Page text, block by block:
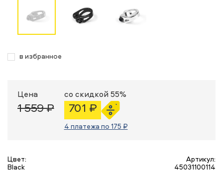
в избранное
Цена
1 559 ₽
со скидкой 55%
701 ₽
4 платежа по 175 ₽
Цвет:
Black
Артикул:
45031100114